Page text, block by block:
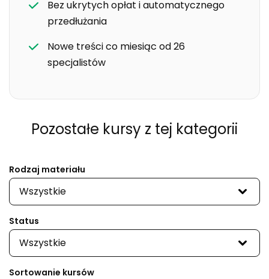
Bez ukrytych opłat i automatycznego
przedłużania
Nowe treści co miesiąc od 26
specjalistów
Pozostałe kursy z tej kategorii
Rodzaj materiału
Wszystkie
Status
Wszystkie
Sortowanie kursów